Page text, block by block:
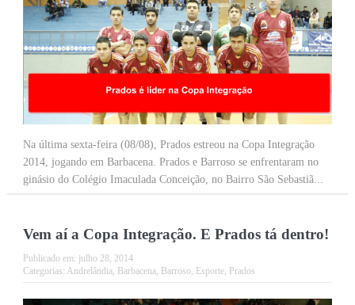
Na última sexta-feira (08/08), Prados estreou na Copa Integração
2014, jogando em Barbacena. Prados e Barroso se enfrentaram no
ginásio do Colégio Imaculada Conceição, no Bairro São Sebastiã...
Vem aí a Copa Integração. E Prados tá dentro!
Publicado em: julho 28, 2014
Categorias: Andrelândia, Barbacena, Barroso, Esporte, Prados